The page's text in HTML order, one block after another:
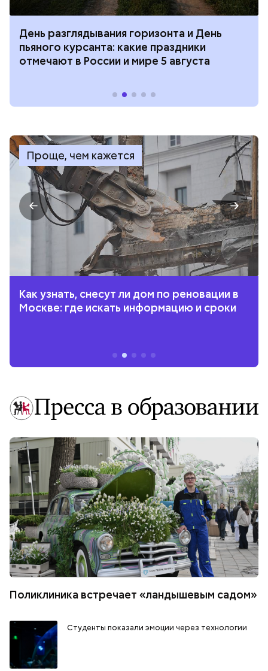
День разглядывания горизонта и День
пьяного курсанта: какие праздники
отмечают в России и мире 5 августа
Проще, чем кажется
Как узнать, снесут ли дом по реновации в
Москве: где искать информацию и сроки
Поликлиника встречает «ландышевым садом»
Студенты показали эмоции через технологии